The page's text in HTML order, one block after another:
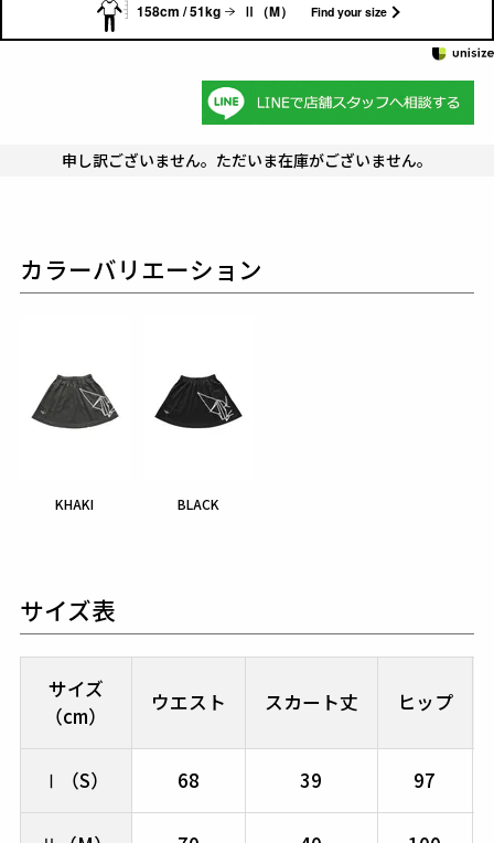
158cm / 51kg Ⅱ（M） Find your size
申し訳ございません。ただいま在庫がございません。
カラーバリエーション
KHAKI BLACK
サイズ表
サイズ
（cm）
ウエスト スカート丈 ヒップ
Ⅰ（S） 68 39 97